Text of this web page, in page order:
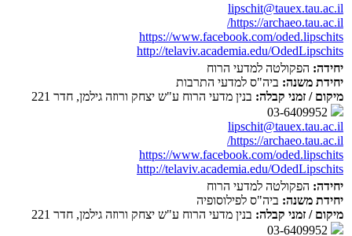
lipschit@tauex.tau.ac.il
https://archaeo.tau.ac.il/
https://www.facebook.com/oded.lipschits
http://telaviv.academia.edu/OdedLipschits
יחידה: הפקולטה למדעי הרוח
יחידת משנה: ביה"ס למדעי התרבות
מיקום / זמני קבלה: בנין מדעי הרוח ע"ש יצחק ורוזה גילמן, חדר 221
lipschit@tauex.tau.ac.il
https://archaeo.tau.ac.il/
https://www.facebook.com/oded.lipschits
http://telaviv.academia.edu/OdedLipschits
יחידה: הפקולטה למדעי הרוח
יחידת משנה: ביה"ס לפילוסופיה
מיקום / זמני קבלה: בנין מדעי הרוח ע"ש יצחק ורוזה גילמן, חדר 221